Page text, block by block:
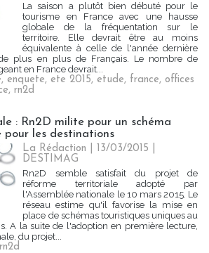
La saison a plutôt bien débuté pour le
tourisme en France avec une hausse
globale de la fréquentation sur le
territoire. Elle devrait être au moins
équivalente à celle de l'année dernière
plus en plus de Français. Le nombre de
en France devrait...
, enquete, ete 2015, etude, france, offices
, rn2d
: Rn2D milite pour un schéma
pour les destinations
La Rédaction | 13/03/2015
DESTIMAG
Rn2D semble satisfait du projet de
réforme territoriale adopté par
l'Assemblée nationale le 10 mars 2015. Le
réseau estime qu'il favorise la mise en
place de schémas touristiques uniques au
A la suite de l'adoption en première lecture,
du projet...
rn2d